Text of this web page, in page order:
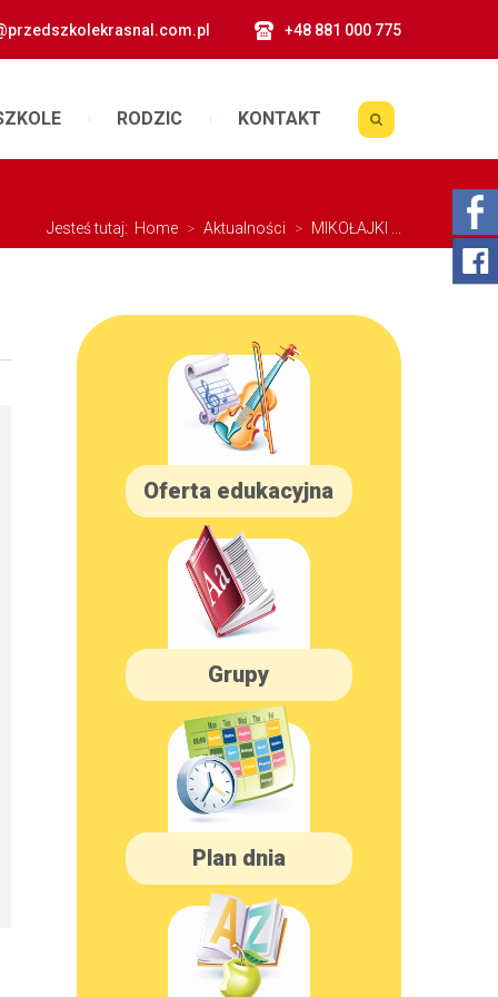
+48 881 000 775
RODZIC KONTAKT
Jesteś tutaj: Home > Aktualności > MIKOŁAJKI ...
Oferta edukacyjna
Grupy
Plan dnia